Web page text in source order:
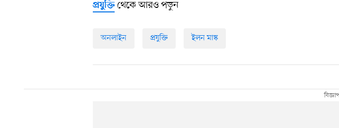
প্রযুক্তি থেকে আরও পড়ুন
অনলাইন প্রযুক্তি ইলন মাস্ক